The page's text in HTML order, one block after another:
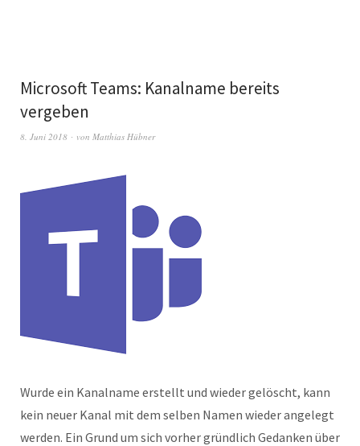
Microsoft Teams: Kanalname bereits
vergeben
8. Juni 2018 von Matthias Hübner
Wurde ein Kanalname erstellt und wieder gelöscht, kann
kein neuer Kanal mit dem selben Namen wieder angelegt
werden. Ein Grund um sich vorher gründlich Gedanken über